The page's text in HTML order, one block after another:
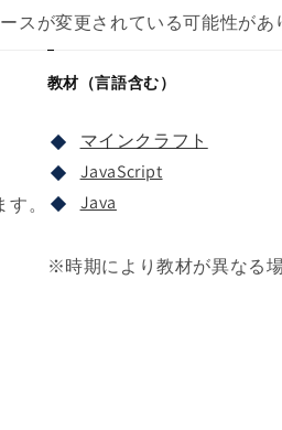
スが変更されている可能性があ
。
教材（言語含む）
マインクラフト
JavaScript
Java
※時期により教材が異なる場